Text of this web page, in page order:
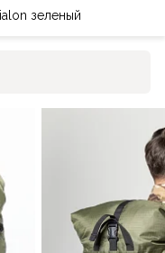
зеленый